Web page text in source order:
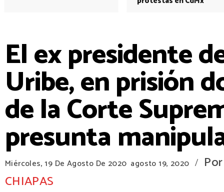
El ex presidente
Uribe, en prisión
de la Corte
presunta
Miércoles, 19 De Agosto De 2020 agosto 19, 2020 / Por
CHIAPAS